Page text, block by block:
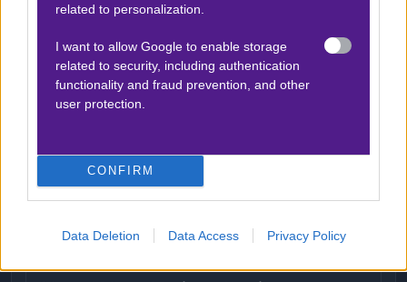
related to personalization.
I want to allow Google to enable storage
related to security, including authentication
functionality and fraud prevention, and other
user protection.
CONFIRM
Data Deletion Data Access Privacy Policy
κανάλι. Καλό υπόλοιπο σε όλους.
Δείτε με ένα κλικ τις καλύτερες προσφορές της ημέρας
Ο Θάνος Καλόγηρος προτείνει:
Εγιούπσπορ - Μπεσίκτας
Τουρκία 26.01.2026 19:00 x10 -10.00